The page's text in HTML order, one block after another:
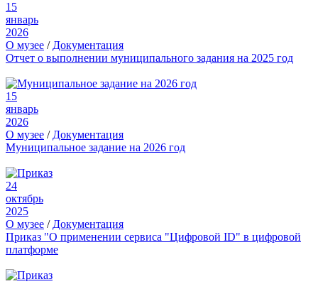
15
январь
2026
О музее / Документация
Отчет о выполнении муниципального задания на 2025 год
15
январь
2026
О музее / Документация
Муниципальное задание на 2026 год
24
октябрь
2025
О музее / Документация
Приказ "О применении сервиса "Цифровой ID" в цифровой
платформе